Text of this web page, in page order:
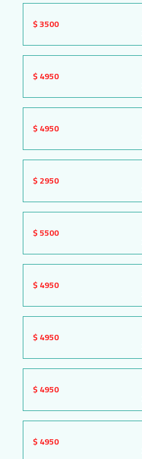
3500 $
4950 $
4950 $
2950 $
5500 $
4950 $
4950 $
4950 $
4950 $